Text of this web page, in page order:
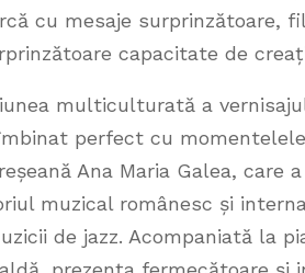
cu mesaje surprinzătoare,
capacitate de
multiculturată a
perfect cu
Ana Maria Galea, care
muzical românesc și
de jazz. Acompaniată la